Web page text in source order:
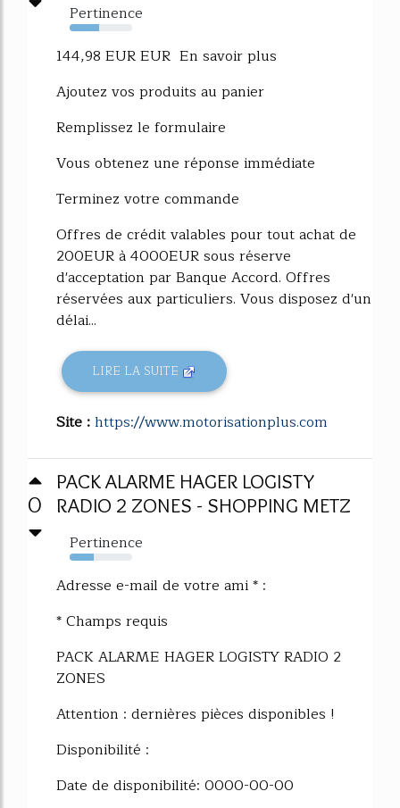
Pertinence
47%
144,98 EUR EUR En savoir plus
Ajoutez vos produits au panier
Remplissez le formulaire
Vous obtenez une réponse immédiate
Terminez votre commande
Offres de crédit valables pour tout achat de
200EUR à 4000EUR sous réserve
d'acceptation par Banque Accord. Offres
réservées aux particuliers. Vous disposez d'un
délai...
LIRE LA SUITE
Site :https://www.motorisationplus.com
0
PACK ALARME HAGER LOGISTY
RADIO 2 ZONES - SHOPPING METZ
Pertinence
39%
Adresse e-mail de votre ami * :
* Champs requis
PACK ALARME HAGER LOGISTY RADIO 2
ZONES
Attention : dernières pièces disponibles !
Disponibilité :
Date de disponibilité: 0000-00-00